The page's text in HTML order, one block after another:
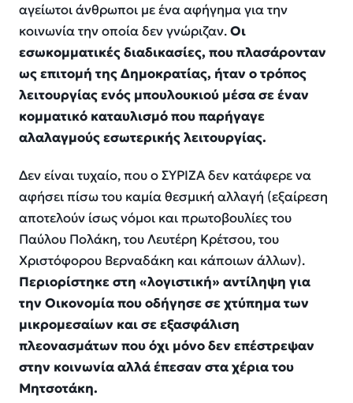
αγείωτοι άνθρωποι με ένα αφήγημα για την
κοινωνία την οποία δεν γνώριζαν.Οι
εσωκομματικές διαδικασίες, που πλασάρονταν
ως επιτομή της Δημοκρατίας, ήταν ο τρόπος
λειτουργίας ενός μπουλουκιού μέσα σε έναν
κομματικό καταυλισμό που παρήγαγε
αλαλαγμούς εσωτερικής λειτουργίας.
Δεν είναι τυχαίο, που ο ΣΥΡΙΖΑ δεν κατάφερε να
αφήσει πίσω του καμία θεσμική αλλαγή (εξαίρεση
αποτελούν ίσως νόμοι και πρωτοβουλίες του
Παύλου Πολάκη, του Λευτέρη Κρέτσου, του
Χριστόφορου Βερναδάκη και κάποιων άλλων).
Περιορίστηκε στη «λογιστική» αντίληψη για
την Οικονομία που οδήγησε σε χτύπημα των
μικρομεσαίων και σε εξασφάλιση
πλεονασμάτων που όχι μόνο δεν επέστρεψαν
στην κοινωνία αλλά έπεσαν στα χέρια του
Μητσοτάκη.